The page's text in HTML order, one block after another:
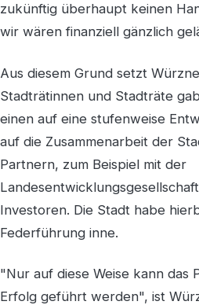
zukünftig überhaupt keinen
wir wären finanziell gänzlich
Aus diesem Grund setzt
Stadträtinnen und Stadträte
einen auf eine stufenweise
auf die Zusammenarbeit der
Partnern, zum Beispiel mit der
Investoren. Die Stadt habe
Federführung inne.
"Nur auf diese Weise kann das
Erfolg geführt werden", ist